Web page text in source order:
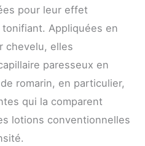
pour leur effet
Appliquées en
chevelu, elles
paresseux en
romarin, en particulier,
qui la comparent
lotions conventionnelles